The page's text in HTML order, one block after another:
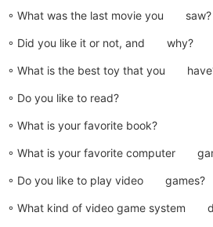
◦ What was the last movie you saw?
◦ Did you like it or not, and why?
◦ What is the best toy that you
◦ Do you like to read?
◦ What is your favorite book?
◦ What is your favorite computer
◦ Do you like to play video games?
◦ What kind of video game system